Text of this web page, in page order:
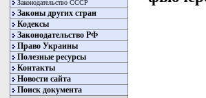
Законодательство СССР
Законы других стран
Кодексы
Законодательство РФ
Право Украины
Полезные ресурсы
Контакты
Новости сайта
Поиск документа